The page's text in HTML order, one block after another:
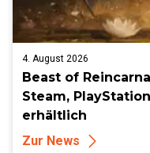
4. August 2026
Beast of
Steam,
erhältlich
Zur News